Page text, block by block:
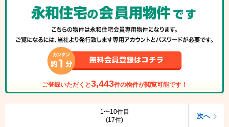
ご登録いただくと3,443件の物件が閲覧可能です！
1〜10件目
(17件)
次へ